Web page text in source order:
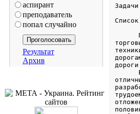
аспирант
преподаватель
попал случайно
Результат
Архив